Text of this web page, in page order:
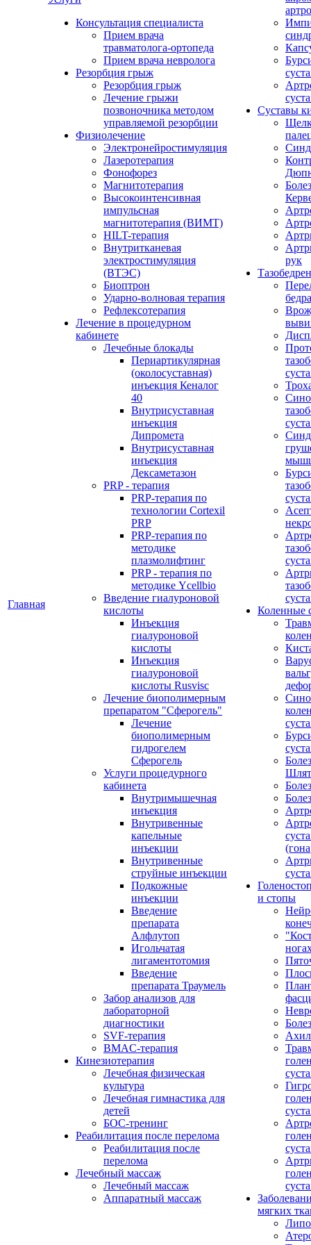
Главная
Консультация специалиста
Прием врача
травматолога-ортопеда
Прием врача невролога
Резорбция грыж
Резорбция грыж
Лечение грыжи
позвоночника методом
управляемой резорбции
Физиолечение
Электронейростимуляция
Лазеротерапия
Фонофорез
Магнитотерапия
Высокоинтенсивная
импульсная
магнитотерапия (ВИМТ)
HILT-терапия
Внутритканевая
электростимуляция
(ВТЭС)
Биоптрон
Ударно-волновая терапия
Рефлексотерапия
Лечение в процедурном
кабинете
Лечебные блокады
Периартикулярная
(околосуставная)
инъекция Кеналог
40
Внутрисуставная
инъекция
Дипромета
Внутрисуставная
инъекция
Дексаметазон
PRP - терапия
PRP-терапия по
технологии Cortexil
PRP
PRP-терапия по
методике
плазмолифтинг
PRP - терапия по
методике Ycellbio
Введение гиалуроновой
кислоты
Инъекция
гиалуроновой
кислоты
Инъекция
гиалуроновой
кислоты Rusvisc
Лечение биополимерным
препаратом "Сферогель"
Лечение
биополимерным
гидрогелем
Сферогель
Услуги процедурного
кабинета
Внутримышечная
инъекция
Внутривенные
капельные
инъекции
Внутривенные
струйные инъекции
Подкожные
инъекции
Введение
препарата
Алфлутоп
Игольчатая
лигаментотомия
Введение
препарата Траумель
Забор анализов для
лабораторной
диагностики
SVF-терапия
BMAC-терапия
Кинезиотерапия
Лечебная физическая
культура
Лечебная гимнастика для
детей
БОС-тренинг
Реабилитация после перелома
Реабилитация после
перелома
Лечебный массаж
Лечебный массаж
Аппаратный массаж
Суставы
рук
бедра
Коленные
и стопы
мягких